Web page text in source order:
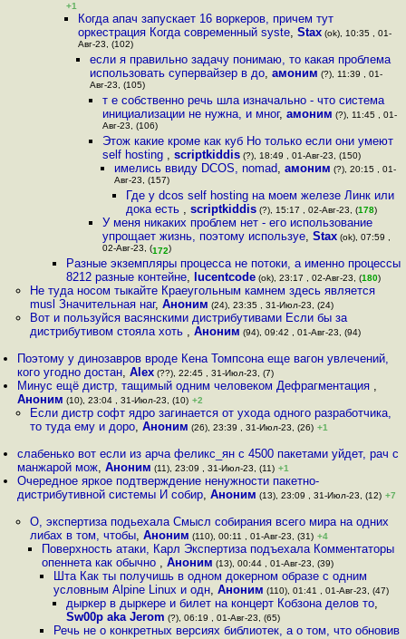
+1
Когда апач запускает 16 воркеров, причем тут
оркестрация Когда современный syste, Stax(ok), 10:35 , 01-
Авг-23, (102)
если я правильно задачу понимаю, то какая проблема
использовать супервайзер в до,амоним (?), 11:39 , 01-
Авг-23, (105)
т е собственно речь шла изначально - что система
инициализации не нужна, и мног, амоним (?), 11:45 , 01-
Авг-23, (106)
Этож какие кроме как куб Но только если они умеют
self hosting , scriptkiddis(?), 18:49 , 01-Авг-23, (150)
имелись ввиду DCOS, nomad, амоним (?), 20:15 , 01-
Авг-23, (157)
Где у dcos self hosting на моем железе Линк или
дока есть ,scriptkiddis (?), 15:17 , 02-Авг-23, (178)
У меня никаких проблем нет - его использование
упрощает жизнь, поэтому используе, Stax(ok), 07:59 ,
02-Авг-23, (172)
Разные экземпляры процесса не потоки, а именно процессы
8212 разные контейне, lucentcode(ok), 23:17 , 02-Авг-23, (180)
Не туда носом тыкайте Краеугольным камнем здесь является
musl Значительная наг, Аноним (24), 23:35 , 31-Июл-23, (24)
Вот и пользуйся васянскими дистрибутивами Если бы за
дистрибутивом стояла хоть , Аноним (94), 09:42 , 01-Авг-23, (94)
Поэтому у динозавров вроде Кена Томпсона еще вагон увлечений,
кого угодно достан,Alex (??), 22:45 , 31-Июл-23, (7)
Минус ещё дистр, тащимый одним человеком Дефрагментация ,
Аноним (10), 23:04 , 31-Июл-23, (10) +2
Если дистр софт ядро загинается от ухода одного разработчика,
то туда ему и доро, Аноним (26), 23:39 , 31-Июл-23, (26) +1
слабенько вот если из арча феликс_ян c 4500 пакетами уйдет, рач с
манжарой мож,Аноним (11), 23:09 , 31-Июл-23, (11) +1
Очередное яркое подтверждение ненужности пакетно-
дистрибутивной системы И собир,Аноним (13), 23:09 , 31-Июл-23, (12) +7
О, экспертиза подьехала Смысл собирания всего мира на одних
либах в том, чтобы, Аноним (110), 00:11 , 01-Авг-23, (31) +4
Поверхность атаки, Карл Экспертиза подъехала Комментаторы
опеннета как обычно , Аноним (13), 00:44 , 01-Авг-23, (39)
Шта Как ты получишь в одном докерном образе с одним
условным Alpine Linux и одн,Аноним (110), 01:41 , 01-Авг-23, (47)
дыркер в дыркере и билет на концерт Кобзона делов то,
Sw00p aka Jerom (?), 06:19 , 01-Авг-23, (65)
Речь не о конкретных версиях библиотек, а о том, что обновив